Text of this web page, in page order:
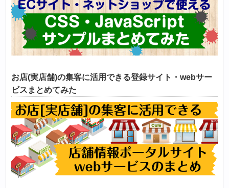
お店(実店舗)の集客に活用できる登録サイト・webサー
ビスまとめてみた